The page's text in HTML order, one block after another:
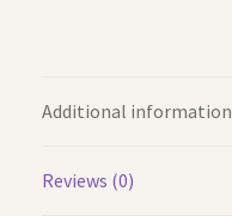
Additional information
Reviews (0)